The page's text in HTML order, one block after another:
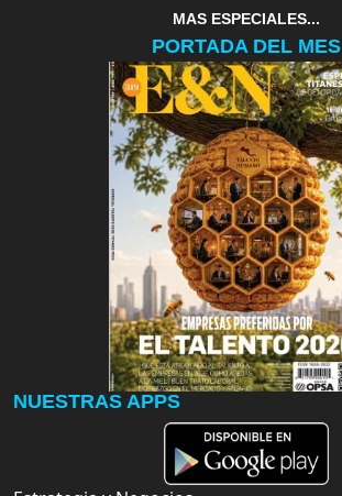
MAS ESPECIALES...
PORTADA DEL MES
NUESTRAS APPS